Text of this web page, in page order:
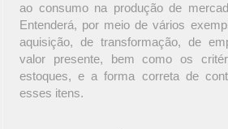
ao consumo na produção de
Entenderá, por meio de vários
aquisição, de transformação, de
valor presente, bem como os
estoques, e a forma correta de
esses itens.